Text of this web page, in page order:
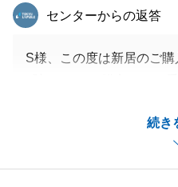
続き
東急リバブル
センターからの返答
S様、この度は新居のご購
これからも、お気軽にご
よろしくお願いいたします